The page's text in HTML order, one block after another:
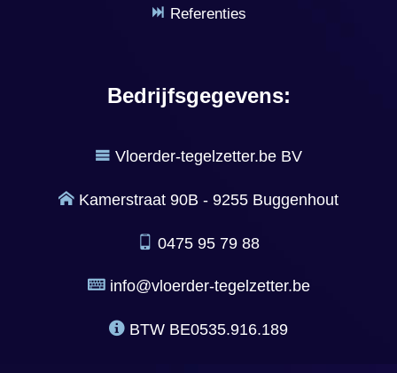
Referenties
Bedrijfsgegevens:
Vloerder-tegelzetter.be BV
Kamerstraat 90B - 9255 Buggenhout
0475 95 79 88
info@vloerder-tegelzetter.be
BTW BE0535.916.189